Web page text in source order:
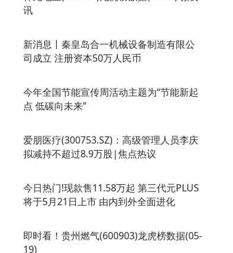
讯
新消息丨秦皇岛合一机械设备制造有限公
司成立 注册资本50万人民币
今年全国节能宣传周活动主题为“节能新起
点 低碳向未来”
爱朋医疗(300753.SZ)：高级管理人员李庆
拟减持不超过8.9万股|焦点热议
今日热门!现款售11.58万起 第三代元PLUS
将于5月21日上市 由内到外全面进化
即时看！贵州燃气(600903)龙虎榜数据(05-
19)